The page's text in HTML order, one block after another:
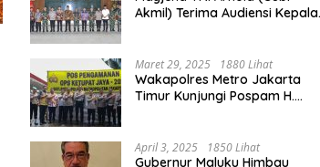
Akmil) Terima Audiensi Kepala
Maret 29, 2025 1880 Lihat
Wakapolres Metro Jakarta
Timur Kunjungi Pospam H.
April 3, 2025 1850 Lihat
Gubernur Maluku Himbau